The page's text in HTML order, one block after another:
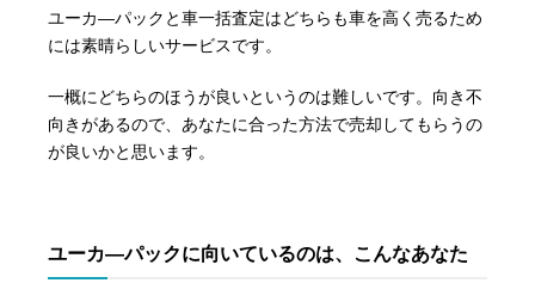
ユーカ―パックと車一括査定はどちらも車を高く売るため
には素晴らしいサービスです。
一概にどちらのほうが良いというのは難しいです。向き不
向きがあるので、あなたに合った方法で売却してもらうの
が良いかと思います。
ユーカ―パックに向いているのは、こんなあなた